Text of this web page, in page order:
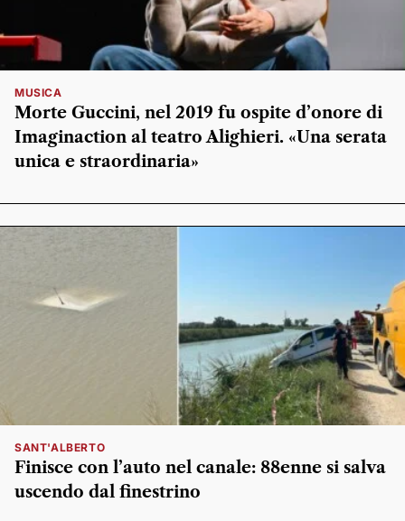
MUSICA
Morte Guccini, nel 2019 fu ospite d’onore di
Imaginaction al teatro Alighieri. «Una serata
unica e straordinaria»
SANT'ALBERTO
Finisce con l’auto nel canale: 88enne si salva
uscendo dal finestrino